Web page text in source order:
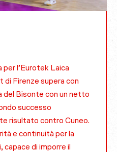
l’Eurotek Laica
di Firenze supera con
del Bisonte con un netto
successo
risultato contro Cuneo.
e continuità per la
capace di imporre il